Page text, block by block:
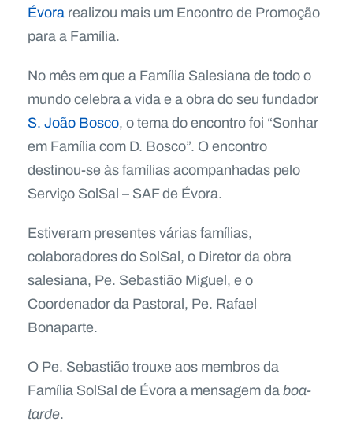
Évorarealizou mais um Encontro de Promoção
para a Família.
No mês em que a Família Salesiana de todo o
mundo celebra a vida e a obra do seu fundador
S. João Bosco, o tema do encontro foi “Sonhar
em Família com D. Bosco”. O encontro
destinou-se às famílias acompanhadas pelo
Serviço SolSal – SAF de Évora.
Estiveram presentes várias famílias,
colaboradores do SolSal, o Diretor da obra
salesiana, Pe. Sebastião Miguel, e o
Coordenador da Pastoral, Pe. Rafael
Bonaparte.
O Pe. Sebastião trouxe aos membros da
Família SolSal de Évora a mensagem daboa-
tarde.